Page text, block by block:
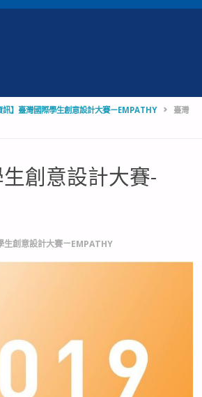
訊】臺灣國際學生創意設計大賽ㄧEMPATHY
臺灣
創意設計大賽-
生創意設計大賽ㄧEMPATHY